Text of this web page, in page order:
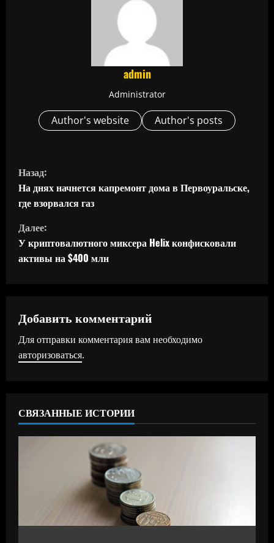
admin
Administrator
Author's website Author's posts
П
р
о
д
о
ж
и
ч
и
Назад:
На днях начнется капремонт дома в Первоуральске,
где взорвался газ
Далее:
У криптовалютного миксера Helix конфисковали
активы на $400 млн
Добавить комментарий
Для отправки комментария вам необходимо
авторизоваться.
СВЯЗАННЫЕ ИСТОРИИ